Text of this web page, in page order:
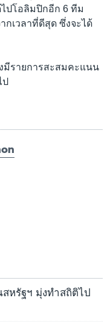
ปโอลิมปิกอีก 6 ทีม
กเวลาที่ดีสุด ซึ่งจะได้
มีรายการสะสมคะแนน
ป
หรัฐฯ มุ่งทำสถิติไป